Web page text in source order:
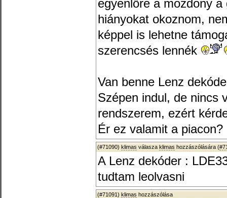
egyenlőre a mozdony
hiányokat okoznom,
képpel is lehetne
szerencsés lennék
Van benne Lenz
Szépen indul, de nincs
rendszerem, ezért
Ér ez valamit a piacon?
(#71090) klimas válasza klimas hozzászólására (
A Lenz dekóder :
tudtam leolvasni
(#71091) klimas hozzászólása